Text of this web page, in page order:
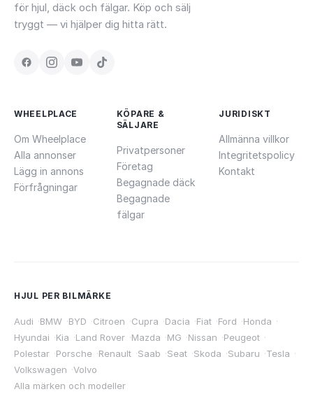
för hjul, däck och fälgar. Köp och sälj
tryggt — vi hjälper dig hitta rätt.
WHEELPLACE
Om Wheelplace
Alla annonser
Lägg in annons
Förfrågningar
KÖPARE &
SÄLJARE
Privatpersoner
Företag
Begagnade däck
Begagnade
fälgar
JURIDISKT
Allmänna villkor
Integritetspolicy
Kontakt
HJUL PER BILMÄRKE
Audi ·BMW ·BYD ·Citroen ·Cupra ·Dacia ·Fiat ·Ford ·Honda ·
Hyundai ·Kia ·Land Rover ·Mazda ·MG ·Nissan ·Peugeot ·
Polestar ·Porsche ·Renault ·Saab ·Seat ·Skoda ·Subaru ·Tesla ·
Volkswagen ·Volvo
Alla märken och modeller